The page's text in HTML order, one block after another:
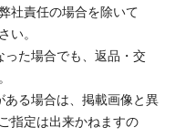
社責任の場合を除いて
い。
た場合でも、返品・交
る場合は、掲載画像と異
指定は出来かねますの